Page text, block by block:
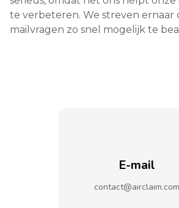
te verbeteren. We streven ernaar
mailvragen zo snel mogelijk te
E-mail
contact@airclaim.com